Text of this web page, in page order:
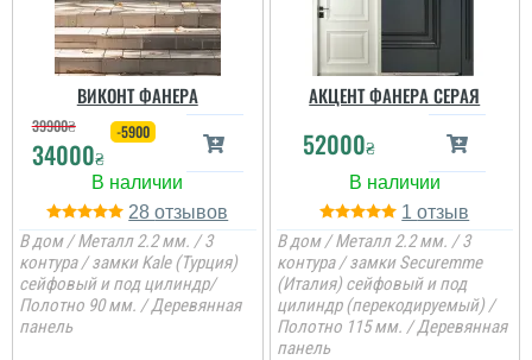
ВИКОНТ ФАНЕРА
39900₴
34000₴
-5900
28
В дом / Металл 2.2 мм. / 3
контура / замки Kale (Турция)
сейфовый и под цилиндр/
Полотно 90 мм. / Деревянная
панель
АКЦЕНТ ФАНЕРА СЕРАЯ
52000₴
1
В дом / Металл 2.2 мм. / 3
контура / замки Securemme
(Италия) сейфовый и под
цилиндр (перекодируемый) /
Полотно 115 мм. / Деревянная
панель